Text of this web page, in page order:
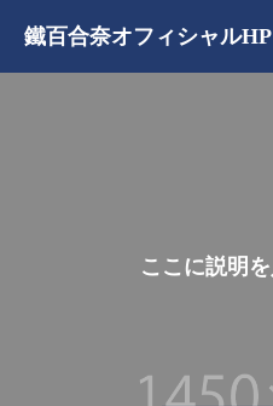
鐵百合奈オフィシャルHP
こ こ に説明 を